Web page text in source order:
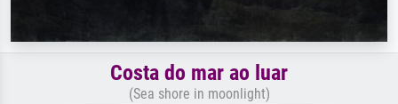
Costa do mar ao luar
(Sea shore in moonlight)